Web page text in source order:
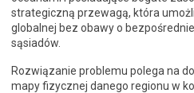
strategiczną przewagą, która
globalnej bez obawy o
sąsiadów.
Rozwiązanie problemu polega na
mapy fizycznej danego regionu w